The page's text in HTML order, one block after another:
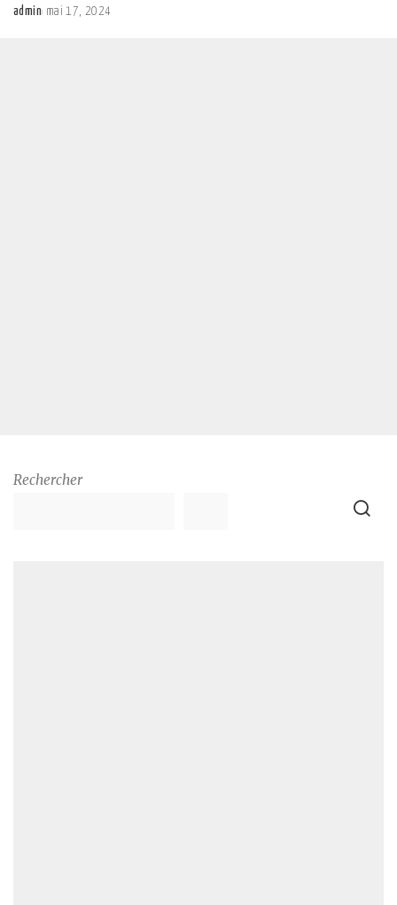
admin mai 17, 2024
Rechercher